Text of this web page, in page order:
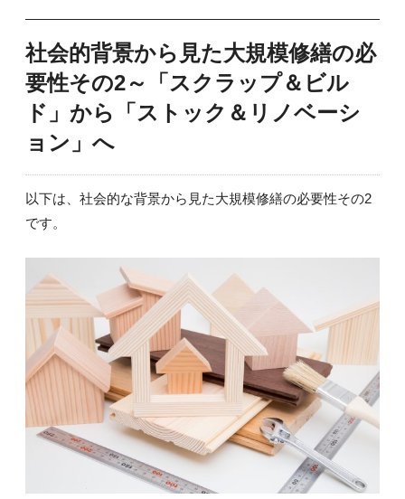
社会的背景から見た大規模修繕の必
要性その2～「スクラップ＆ビル
ド」から「ストック＆リノベーシ
ョン」へ
以下は、社会的な背景から見た大規模修繕の必要性その2
です。